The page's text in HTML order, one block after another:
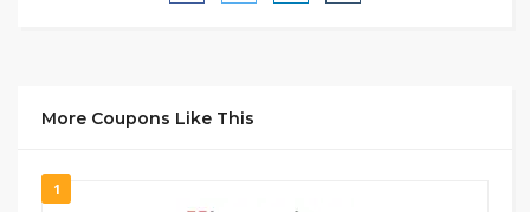
More Coupons Like This
1